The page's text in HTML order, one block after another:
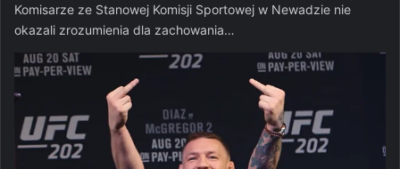
Komisarze ze Stanowej Komisji Sportowej w Newadzie nie
okazali zrozumienia dla zachowania…